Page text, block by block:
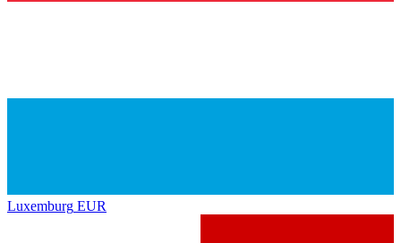
Luxemburg EUR